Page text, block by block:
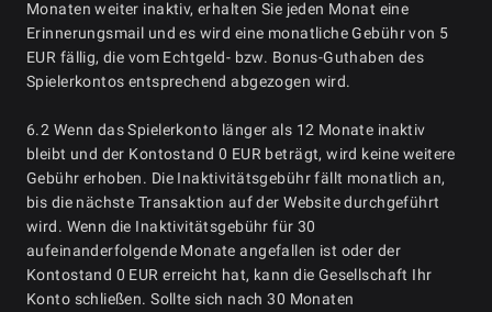
Monaten weiter inaktiv, erhalten Sie jeden Monat eine
Erinnerungsmail und es wird eine monatliche Gebühr von 5
EUR fällig, die vom Echtgeld- bzw. Bonus-Guthaben des
Spielerkontos entsprechend abgezogen wird.
6.2 Wenn das Spielerkonto länger als 12 Monate inaktiv
bleibt und der Kontostand 0 EUR beträgt, wird keine weitere
Gebühr erhoben. Die Inaktivitätsgebühr fällt monatlich an,
bis die nächste Transaktion auf der Website durchgeführt
wird. Wenn die Inaktivitätsgebühr für 30
aufeinanderfolgende Monate angefallen ist oder der
Kontostand 0 EUR erreicht hat, kann die Gesellschaft Ihr
Konto schließen. Sollte sich nach 30 Monaten